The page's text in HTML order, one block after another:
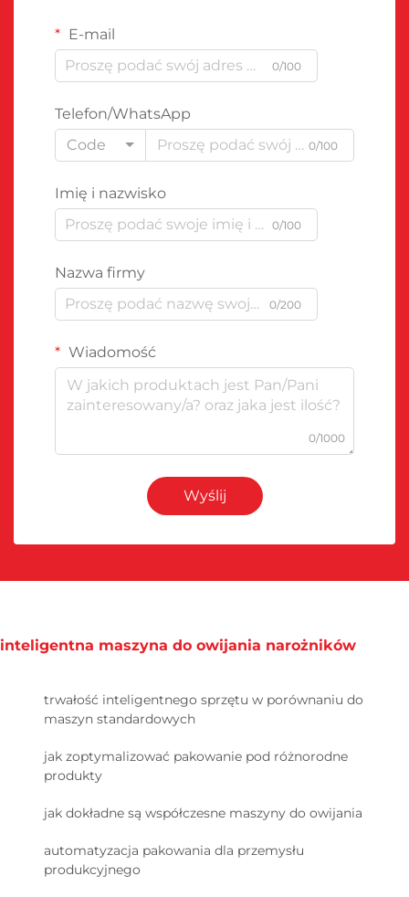
E-mail
0/100
Telefon/WhatsApp
Code
0/100
Imię i nazwisko
0/100
Nazwa firmy
0/200
Wiadomość
0/1000
Wyślij
inteligentna maszyna do owijania narożników
trwałość inteligentnego sprzętu w porównaniu do
maszyn standardowych
jak zoptymalizować pakowanie pod różnorodne
produkty
jak dokładne są współczesne maszyny do owijania
automatyzacja pakowania dla przemysłu
produkcyjnego